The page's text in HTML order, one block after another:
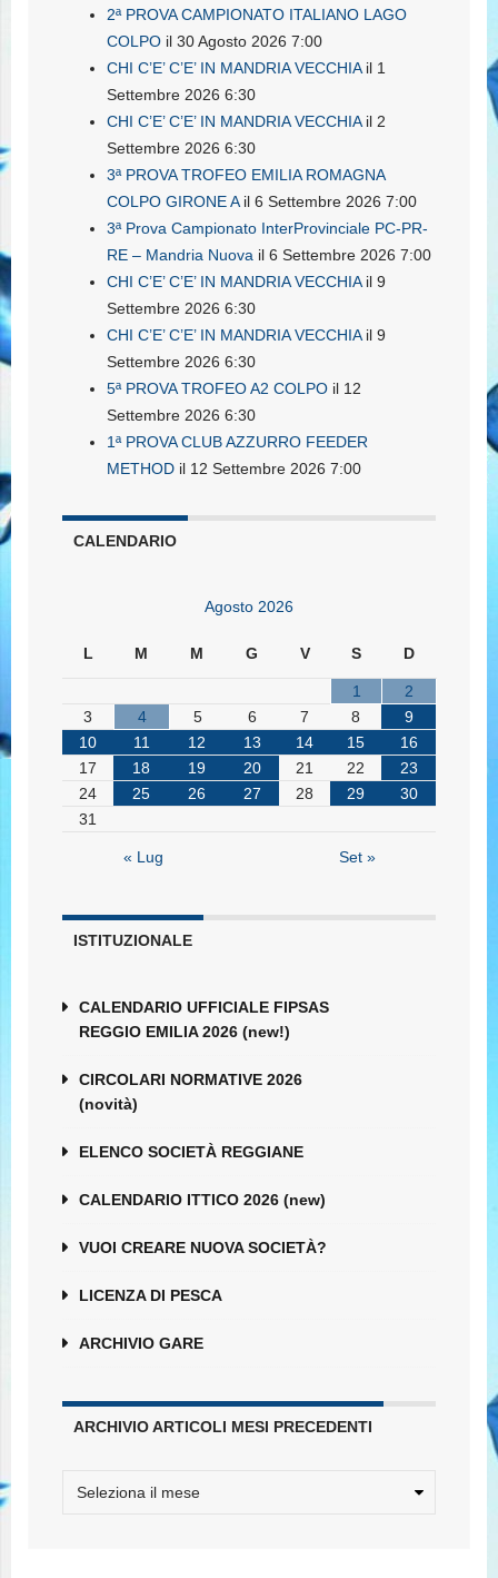
2ª PROVA CAMPIONATO ITALIANO LAGO
COLPO il 30 Agosto 2026 7:00
CHI C’E’ C’E’ IN MANDRIA VECCHIAil 1
Settembre 2026 6:30
CHI C’E’ C’E’ IN MANDRIA VECCHIAil 2
Settembre 2026 6:30
3ª PROVA TROFEO EMILIA ROMAGNA
COLPO GIRONE Ail 6 Settembre 2026 7:00
3ª Prova Campionato InterProvinciale PC-PR-
RE – Mandria Nuova il 6 Settembre 2026 7:00
CHI C’E’ C’E’ IN MANDRIA VECCHIAil 9
Settembre 2026 6:30
CHI C’E’ C’E’ IN MANDRIA VECCHIAil 9
Settembre 2026 6:30
5ª PROVA TROFEO A2 COLPO il 12
Settembre 2026 6:30
1ª PROVA CLUB AZZURRO FEEDER
METHOD il 12 Settembre 2026 7:00
CALENDARIO
Agosto 2026
L M M G V S D
1
2
3
4 5 6 7 8
9
10
11 12 13 14 15
16
17
18 19 20 21 22
23
24
25 26 27 28 29
30
31
« Lug Set »
ISTITUZIONALE
CALENDARIO UFFICIALE FIPSAS
REGGIO EMILIA 2026 (new!)
CIRCOLARI NORMATIVE 2026
(novità)
ELENCO SOCIETÀ REGGIANE
CALENDARIO ITTICO 2026 (new)
VUOI CREARE NUOVA SOCIETÀ?
LICENZA DI PESCA
ARCHIVIO GARE
ARCHIVIO ARTICOLI MESI PRECEDENTI